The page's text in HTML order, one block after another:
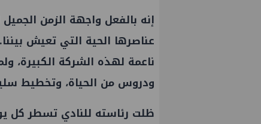
إنه بالفعل واجهة الزمن
عناصرها الحية التي تعيش
ناعمة لهذه الشركة الكبيرة،
ودروس من الحياة، وتخطيط
ظلت رئاسته للنادي تسطر كل